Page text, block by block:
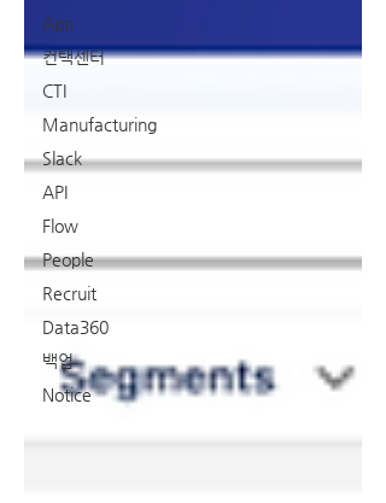
App
컨택센터
CTI
Manufacturing
Slack
API
Flow
People
Recruit
Data360
백업
Notice